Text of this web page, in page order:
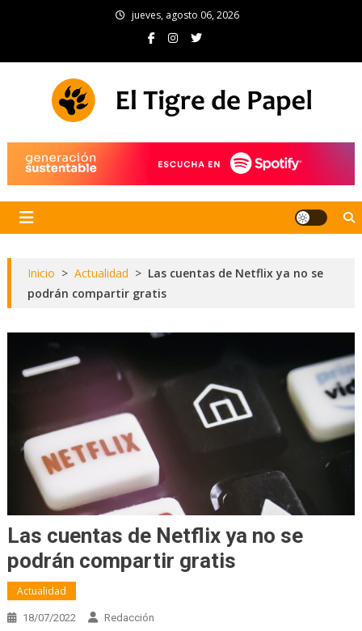
jueves, agosto 06, 2026
Inicio > Actualidad > Las cuentas de Netflix ya no se
podrán compartir gratis
Las cuentas de Netflix ya no se
podrán compartir gratis
Actualidad
18/07/2022 Redacción